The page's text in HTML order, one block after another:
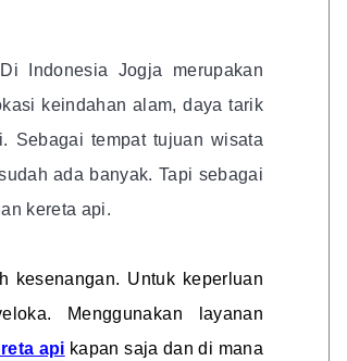
Indonesia Jogja merupakan
keindahan alam, daya tarik
Sebagai tempat tujuan wisata
ada banyak. Tapi sebagai
kereta api.
kesenangan. Untuk keperluan
Menggunakan layanan
api kapan saja dan di mana